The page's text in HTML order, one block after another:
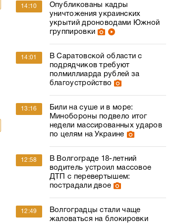
14:10
Опубликованы кадры
уничтожения украинских
укрытий дроноводами Южной
группировки
14:01
В Саратовской области с
подрядчиков требуют
полмиллиарда рублей за
благоустройство
13:16
Били на суше и в море:
Минобороны подвело итог
недели массированных ударов
по целям на Украине
12:58
В Волгограде 18-летний
водитель устроил массовое
ДТП с перевертышем:
пострадали двое
12:49
Волгоградцы стали чаще
жаловаться на блокировки